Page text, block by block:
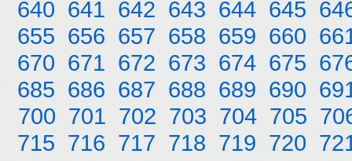
640 641 642 643 644 645
655 656 657 658 659 660
670 671 672 673 674 675
685 686 687 688 689 690
700 701 702 703 704 705
715 716 717 718 719 720